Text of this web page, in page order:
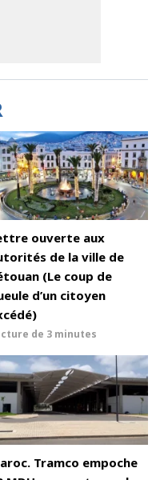
ouverte aux
de la ville de
(Le coup de
d’un citoyen
de 3 minutes
Tramco empoche